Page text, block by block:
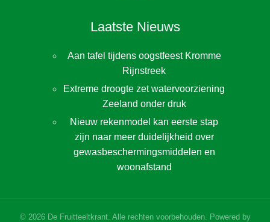
Laatste Nieuws
Aan tafel tijdens oogstfeest Kromme
Rijnstreek
Extreme droogte zet watervoorziening
Zeeland onder druk
Nieuw rekenmodel kan eerste stap
zijn naar meer duidelijkheid over
gewasbeschermingsmiddelen en
woonafstand
© 2026De Fruitteeltkrant. Alle rechten voorbehouden. Powered by